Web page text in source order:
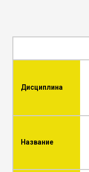
Дисциплина
Название